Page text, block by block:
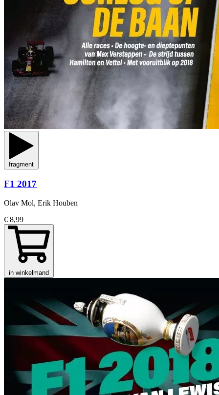
fragment
F1 2017
Olav Mol, Erik Houben
€ 8,99
in winkelmand